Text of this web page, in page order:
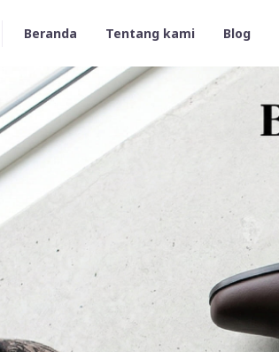
Beranda Tentang kami Blog